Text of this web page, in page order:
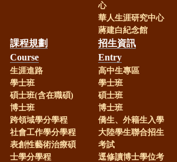
心
華人生涯研究中心
蔣建白紀念館
課程規劃
Course
生涯進路
學士班
碩士班(含在職碩)
博士班
跨領域學分學程
社會工作學分學程
表創性藝術治療碩
士學分學程
招生資訊
Entry
高中生專區
學士班
碩士班
博士班
僑生、外籍生入學
大陸學生聯合招生
考試
逕修讀博士學位考